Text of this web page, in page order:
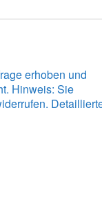
erhoben und
Hinweis: Sie